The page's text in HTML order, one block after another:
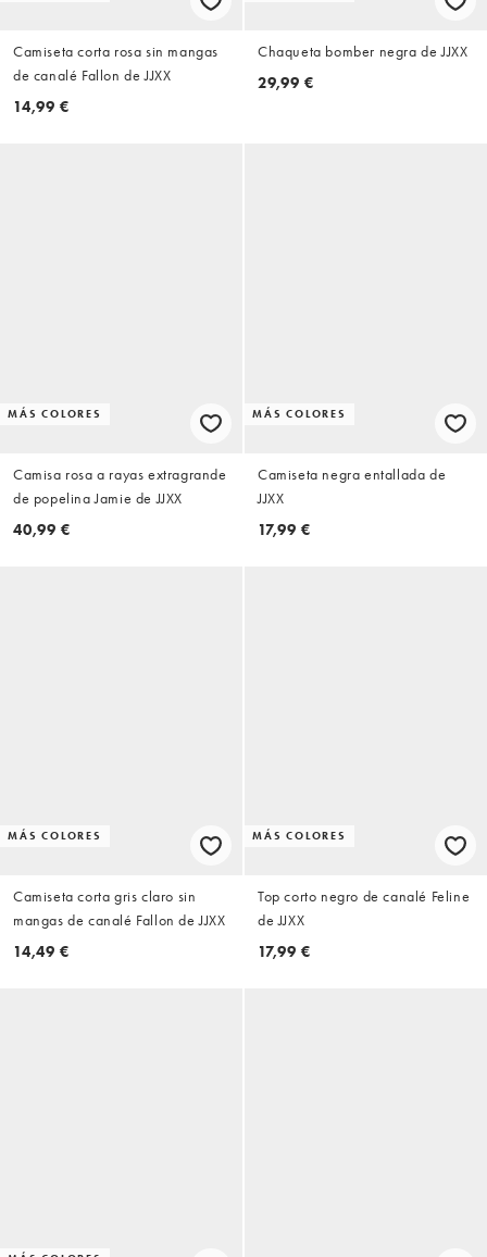
Camiseta corta rosa sin mangas
de canalé Fallon de JJXX
14,99 €
Chaqueta bomber negra de JJXX
29,99 €
MÁS COLORES
Camisa rosa a rayas extragrande
de popelina Jamie de JJXX
40,99 €
MÁS COLORES
Camiseta negra entallada de
JJXX
17,99 €
MÁS COLORES
Camiseta corta gris claro sin
mangas de canalé Fallon de JJXX
14,49 €
MÁS COLORES
Top corto negro de canalé Feline
de JJXX
17,99 €